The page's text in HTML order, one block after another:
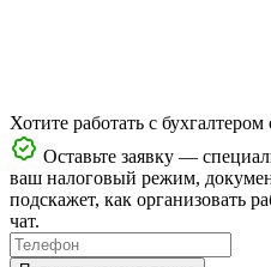
Хотите работать с
Оставьте заявку —
ваш налоговый режим,
подскажет, как организовать
чат.